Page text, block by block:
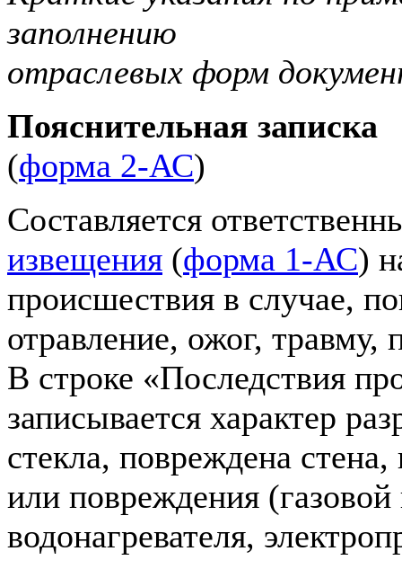
заполнению
отраслевых форм
Пояснительная записка
(форма 2-АС)
Составляется
извещения (форма 1-АС)
происшествия в случае,
отравление, ожог, травму,
В строке «Последствия
записывается характер
стекла, повреждена стена,
или повреждения
водонагревателя,